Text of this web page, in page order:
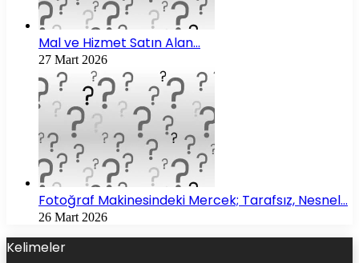
Mal ve Hizmet Satın Alan…
27 Mart 2026
Fotoğraf Makinesindeki Mercek; Tarafsız, Nesnel…
26 Mart 2026
Kelimeler